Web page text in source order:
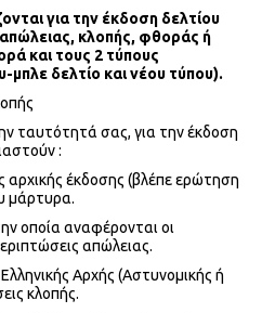
για την έκδοση δελτίου
κλοπής, φθοράς ή
και τους 2 τύπους
δελτίο και νέου τύπου).
ταυτότητά σας, για την έκδοση
:
έκδοσης (βλέπε ερώτηση
μάρτυρα.
αναφέρονται οι
απώλειας.
Αρχής (Αστυνομικής ή
κλοπής.